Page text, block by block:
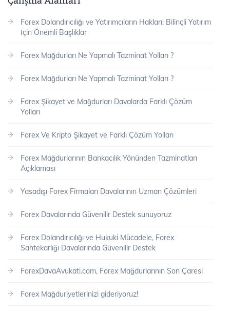
Forex Dolandırıcılığı ve Yatırımcıların Hakları: Bilinçli Yatırım
İçin Önemli Başlıklar
Forex Mağdurları Ne Yapmalı Tazminat Yolları ?
Forex Mağdurları Ne Yapmalı Tazminat Yolları ?
Forex Şikayet ve Mağdurları Davalarda Farklı Çözüm
Yolları
Forex Ve Kripto Şikayet ve Farklı Çözüm Yolları
Forex Mağdurlarının Bankacılık Yönünden Tazminatları
Açıklaması
Yasadışı Forex Firmaları Davalarının Uzman Çözümleri
Forex Davalarında Güvenilir Destek sunuyoruz
Forex Dolandırıcılığı ve Hukuki Mücadele, Forex
Sahtekarlığı Davalarında Güvenilir Destek
ForexDavaAvukati.com, Forex Mağdurlarının Son Çaresi
Forex Mağduriyetlerinizi gideriyoruz!